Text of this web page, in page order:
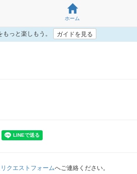
ホーム
っと楽しもう。 ガイドを見る
リクエストフォームへご連絡ください。